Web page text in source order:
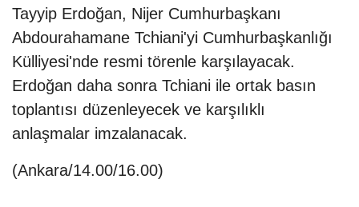
Tayyip Erdoğan, Nijer Cumhurbaşkanı
Abdourahamane Tchiani'yi Cumhurbaşkanlığı
Külliyesi'nde resmi törenle karşılayacak.
Erdoğan daha sonra Tchiani ile ortak basın
toplantısı düzenleyecek ve karşılıklı
anlaşmalar imzalanacak.
(Ankara/14.00/16.00)